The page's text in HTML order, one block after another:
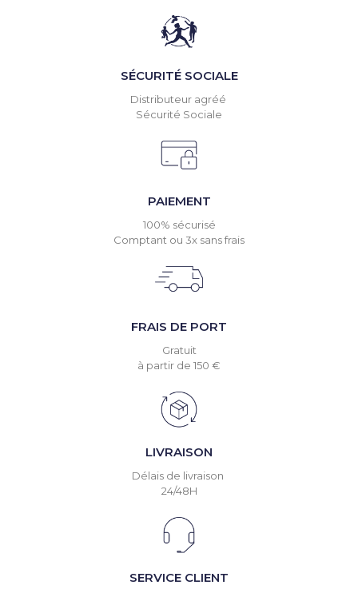
SÉCURITÉ SOCIALE
Distributeur agréé
Sécurité Sociale
PAIEMENT
100% sécurisé
Comptant ou 3x sans frais
FRAIS DE PORT
Gratuit
à partir de 150 €
LIVRAISON
Délais de livraison
24/48H
SERVICE CLIENT